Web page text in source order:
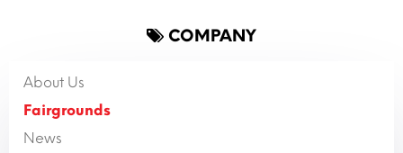
COMPANY
About Us
Fairgrounds
News